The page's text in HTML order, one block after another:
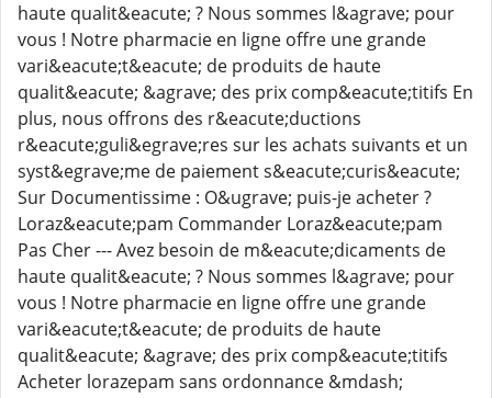
haute qualit&eacute; ? Nous sommes l&agrave; pour
vous ! Notre pharmacie en ligne offre une grande
vari&eacute;t&eacute; de produits de haute
qualit&eacute; &agrave; des prix comp&eacute;titifs En
plus, nous offrons des r&eacute;ductions
r&eacute;guli&egrave;res sur les achats suivants et un
syst&egrave;me de paiement s&eacute;curis&eacute;
Sur Documentissime : O&ugrave; puis-je acheter ?
Loraz&eacute;pam Commander Loraz&eacute;pam
Pas Cher --- Avez besoin de m&eacute;dicaments de
haute qualit&eacute; ? Nous sommes l&agrave; pour
vous ! Notre pharmacie en ligne offre une grande
vari&eacute;t&eacute; de produits de haute
qualit&eacute; &agrave; des prix comp&eacute;titifs
Acheter lorazepam sans ordonnance &mdash;